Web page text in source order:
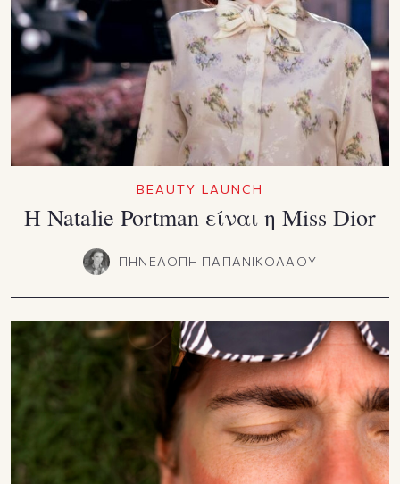
BEAUTY LAUNCH
Η Natalie Portman είναι η Miss Dior
ΠΗΝΕΛΟΠΗ ΠΑΠΑΝΙΚΟΛΑΟΥ